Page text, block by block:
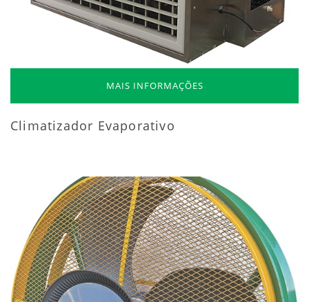
MAIS INFORMAÇÕES
Climatizador Evaporativo